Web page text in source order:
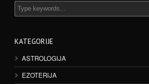
KATEGORIJE
ASTROLOGIJA
EZOTERIJA